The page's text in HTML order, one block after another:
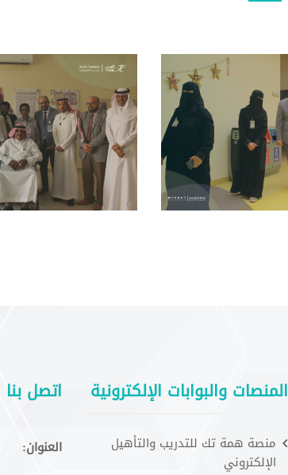
المنصات والبوابات الإلكترونية
منصة همة تك للتدريب والتأهيل
الإلكتروني
اتصل بنا
العنوان: